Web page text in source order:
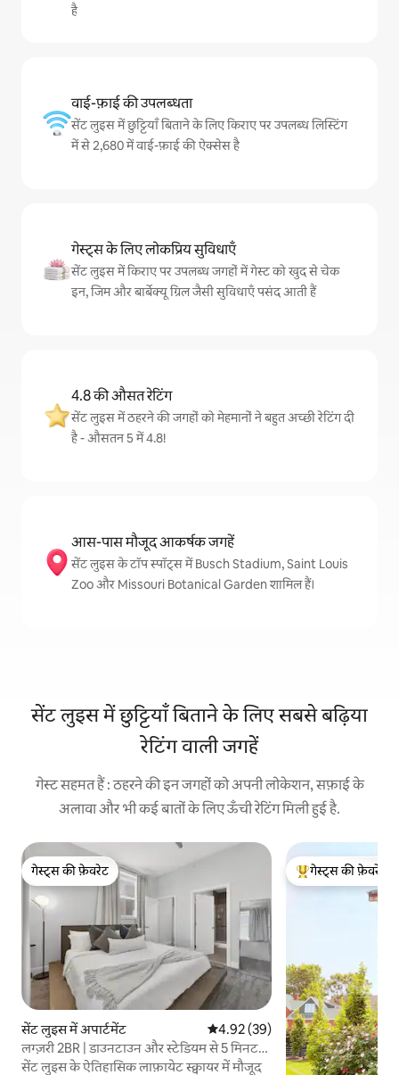
है
वाई-फ़ाई की उपलब्धता
सेंट लुइस में छुट्टियाँ बिताने के लिए किराए पर उपलब्ध लिस्टिंग
में से 2,680 में वाई-फ़ाई की ऐक्सेस है
गेस्ट्स के लिए लोकप्रिय सुविधाएँ
सेंट लुइस में किराए पर उपलब्ध जगहों में गेस्ट को खुद से चेक
इन, जिम और बार्बेक्यू ग्रिल जैसी सुविधाएँ पसंद आती हैं
4.8 की औसत रेटिंग
सेंट लुइस में ठहरने की जगहों को मेहमानों ने बहुत अच्छी रेटिंग दी
है - औसतन 5 में 4.8!
आस-पास मौजूद आकर्षक जगहें
सेंट लुइस के टॉप स्पॉट्स में Busch Stadium, Saint Louis
Zoo और Missouri Botanical Garden शामिल हैं।
सेंट लुइस में छुट्टियाँ बिताने के लिए सबसे बढ़िया
रेटिंग वाली जगहें
गेस्ट सहमत हैं : ठहरने की इन जगहों को अपनी लोकेशन, सफ़ाई के
अलावा और भी कई बातों के लिए ऊँची रेटिंग मिली हुई है.
गेस्ट्स की फ़ेवरेट
गेस्ट्स की फ़ेवरेट
सेंट लुइस में अपार्टमेंट औसत रेटिंग 5 में से 4.92, 39 समीक्षाएँ
4.92 (39)
लग्ज़री 2BR | डाउनटाउन और स्टेडियम से 5 मिनट
की दूरी पर
सेंट लुइस के ऐतिहासिक लाफ़ायेट स्क्वायर में मौजूद
गेस्ट्स का टॉप फ़ेवरेट
गेस्ट्स की फ़ेवरेट